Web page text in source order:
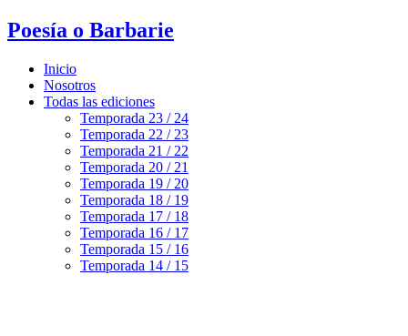
Poesía o Barbarie
Inicio
Nosotros
Todas las ediciones
Temporada 23 / 24
Temporada 22 / 23
Temporada 21 / 22
Temporada 20 / 21
Temporada 19 / 20
Temporada 18 / 19
Temporada 17 / 18
Temporada 16 / 17
Temporada 15 / 16
Temporada 14 / 15